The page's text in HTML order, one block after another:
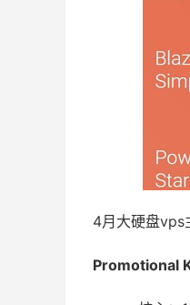
4月大硬盘vps
Promotional